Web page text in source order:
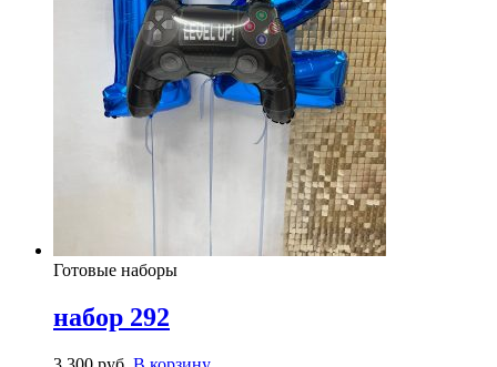
Готовые наборы
набор 292